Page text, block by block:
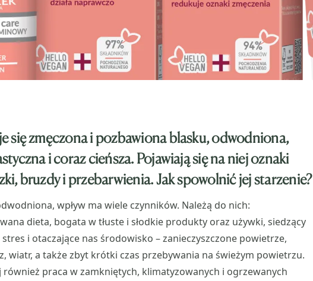
się zmęczona i pozbawiona blasku, odwodniona,
i coraz cieńsza. Pojawiają się na niej oznaki
bruzdy i przebarwienia. Jak spowolnić jej starzenie?
wpływ ma wiele czynników. Należą do nich:
dieta, bogata w tłuste i słodkie produkty oraz używki, siedzący
i otaczające nas środowisko – zanieczyszczone powietrze,
wiatr, a także zbyt krótki czas przebywania na świeżym powietrzu.
praca w zamkniętych, klimatyzowanych i ogrzewanych